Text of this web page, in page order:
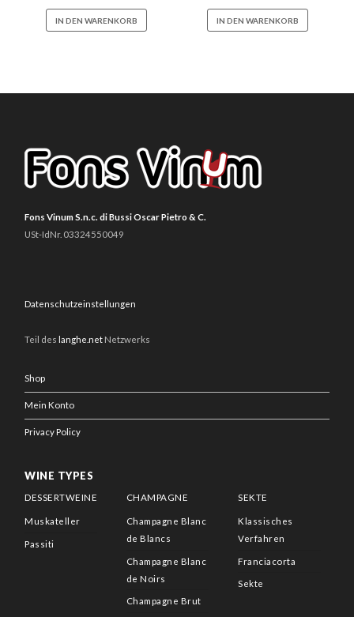
IN DEN WARENKORB IN DEN WARENKORB
Fons Vinum S.n.c. di Bussi Oscar Pietro & C.
USt-IdNr. 03324550049
Datenschutzeinstellungen
Teil deslanghe.net Netzwerks
Shop
Mein Konto
Privacy Policy
WINE TYPES
DESSERTWEINE
Muskateller
Passiti
CHAMPAGNE
Champagne Blanc
de Blancs
Champagne Blanc
de Noirs
Champagne Brut
SEKTE
Klassisches
Verfahren
Franciacorta
Sekte